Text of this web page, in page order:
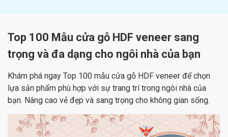
Top 100 Mẫu cửa gỗ HDF veneer sang
trọng và đa dạng cho ngôi nhà của bạn
Khám phá ngay Top 100 mẫu cửa gỗ HDF veneer để chọn
lựa sản phẩm phù hợp với sự trang trí trong ngôi nhà của
bạn. Nâng cao vẻ đẹp và sang trọng cho không gian sống.